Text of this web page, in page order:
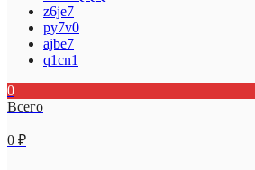
z6je7
py7v0
ajbe7
q1cn1
0
Всего
0 ₽